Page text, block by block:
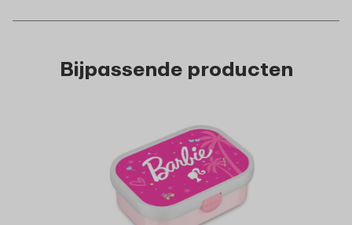
Bijpassende producten